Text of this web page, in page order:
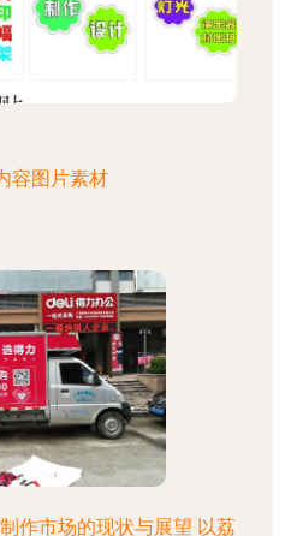
容图片素材
作市场的现状与展望 以荔